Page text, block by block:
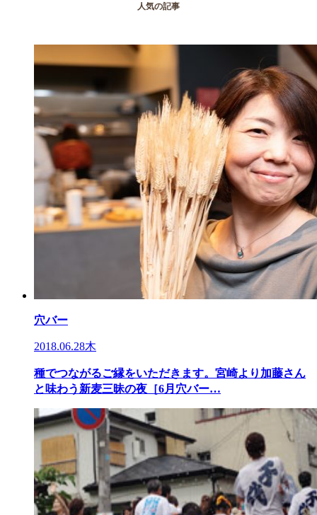
人気の記事
穴バー
2018.06.28木
種でつながるご縁をいただきます。宮崎より加藤さん
と味わう新麦三昧の夜［6月穴バー…